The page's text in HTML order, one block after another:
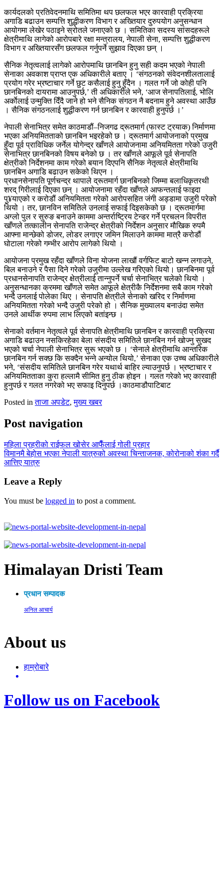
कार्यदलको प्रतिवेदनमाथि समितिमा थप छलफल भएर कारवाही प्रक्रिया
अगाडि बढाउन सम्पत्ति शुद्धीकरण विभाग र अख्तियार दुरुपयोग अनुसन्धान
आयोगमा लेखेर पठाइने स्रोतले जनाएको छ । समितिका सदस्य सांसदहरूले
क्षेत्रीमाथि लागेको आरोपबारे रक्षा मन्त्रालय, नेपाली सेना, सम्पत्ति शुद्धीकरण
विभाग र अख्तियारसँग छलफल गर्नुपर्ने सुझाव दिएका छन् ।
सैनिक नेतृत्वलाई लागेको आरोपमाथि छानबिन हुनु सही कदम भएको नेपाली
सेनाका अवकाश प्राप्त एक अधिकारीले बताए । ‘संगठनको संवेदनशीलतालाई
प्रयोग गरेर भ्रष्टाचार गर्ने छुट कसैलाई हुनु हुँदैन । गलत गर्ने जो कोही पनि
छानबिनको दायरामा आउनुपर्छ,’ ती अधिकारीले भने, ‘आज सेनापतिलाई, भोलि
अर्काेलाई उन्मुक्ति दिँदै जाने हो भने सैनिक संगठन नै बदनाम हुने अवस्था आउँछ
। सैनिक संगठनलाई शुद्धीकरण गर्न छानबिन र कारवाही हुनुपर्छ ।’
नेपाली सेनाभित्र समेत काठमाडौं–निजगढ द्रूतमार्ग (फास्ट ट्रयाक) निर्माणमा
भएका अनियमितताको छानबिन भइरहेको छ । द्रूतमार्ग आयोजनाको प्रमुख
हुँदा पूर्व प्राविधिक जर्नेल योगेन्द्र खाँणले आयोजनामा अनियमितता गरेको उजुरी
सेनाभित्र छानबिनको विषय बनेको छ । तर खाँणले आफूले पूर्व सेनापति
क्षेत्रीको निर्देशनमा काम गरेको बयान दिएपनि सैनिक नेतृत्वले क्षेत्रीमाथि
छानबिन अगाडि बढाउन सकेको थिएन ।
प्रधानसेनापति पूर्णचन्द्र थापाले द्रूतमार्ग छानबिनको जिम्मा बलाधिकृतरथी
शरद् गिरीलाई दिएका छन् । आयोजनामा रहँदा खाँणले आफन्तलाई फाइदा
पु¥याएको र करोडौं अनियमितता गरेको आरोपसहित जंगी अड्डामा उजुरी परेको
थियो । तर, छानविन समितिले उनलाई सफाई दिइसकेको छ । द्रूतमार्गमा
अग्लो पुल र सुरुङ बनाउने काममा अन्तर्राष्ट्रिय टेन्डर गर्ने प्रचलन विपरीत
खाँणले तत्कालीन सेनापति राजेन्द्र क्षेत्रीको निर्देशन अनुसार मौखिक रुपमै
आफ्ना मान्छेको डोजर, लोडर लगाएर जमिन मिलाउने काममा मात्रै करोडौं
घोटाला गरेको गम्भीर आरोप लागेको थियो ।
आयोजना प्रमुख रहँदा खाँणले विना योजना लाखौं वर्गफिट बाटो खन्न लगाउने,
बिल बनाउने र पैसा दिने गरेको उजुरीमा उल्लेख गरिएको थियो। छानबिनमा पूर्व
प्रधानसेनापति राजेन्द्र क्षेत्रीलाई तान्नुपर्ने चर्चा सेनाभित्र चलेको थियो ।
अनुसन्धानका क्रममा खाँणले समेत आफूले क्षेत्रीकै निर्देशनमा सबै काम गरेको
भन्दै उनलाई पोलेका थिए । सेनापति क्षेत्रीले सेनाको खरिद र निर्माणमा
अनियमितता गरेको भन्दै उजुरी परेको हो । सैनिक मुख्यालय बनाउंदा समेत
उनले आर्थीक रुपमा लाभ लिएको बतांइन्छ ।
सेनाको वर्तमान नेतृत्वले पूर्व सेनापति क्षेत्रीमाथि छानबिन र कारवाही प्रक्रिया
अगाडि बढाउन नसकिरहेका बेला संसदीय समितिले छानबिन गर्न खोज्नु सुखद
भएको चर्चा नेपाली सेनाभित्र सुरू भएको छ । ‘सेनाले क्षेत्रीमाथि आन्तरिक
छानबिन गर्न सक्छ कि सक्दैन भन्ने अन्योल थियो,’ सेनाका एक उच्च अधिकारीले
भने, ‘संसदीय समितिले छानबिन गरेर यथार्थ बाहिर ल्याउनुपर्छ । भ्रष्टाचार र
अनियमितताका कुरा हल्लामै सीमित हुनु ठीक होइन । गलत गरेको भए कारवाही
हुनुपर्छ र गलत नगरेको भए सफाइ दिनुपर्छ ।काठमाडौपाटिबाट
Posted inताजा अपडेट,मुख्य खबर
Post navigation
महिला प्रहरीको राईफल खोसेर आफैँलाई गोली प्रहार
विमानमै बेहोस भएका नेपाली यात्रुको अवस्था चिन्ताजनक, कोरोनाको शंका गर्दै
आत्तिए यात्रु
Leave a Reply
You must be logged in to post a comment.
Himalayan Dristi Team
प्रधान सम्पादक
अनिल आचार्य
About us
हाम्रोबारे
Follow us on Facebook